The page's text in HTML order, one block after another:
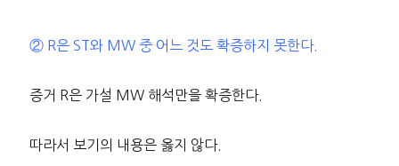
② R은 ST와 MW 중 어느 것도 확증하지 못한다.
증거 R은 가설 MW 해석만을 확증한다.
따라서 보기의 내용은 옳지 않다.